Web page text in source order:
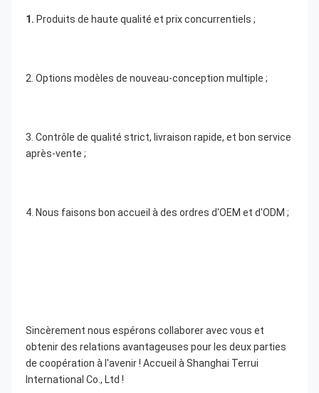
1. Produits de haute qualité et prix concurrentiels ;
2. Options modèles de nouveau-conception multiple ;
3. Contrôle de qualité strict, livraison rapide, et bon service
après-vente ;
4. Nous faisons bon accueil à des ordres d'OEM et d'ODM ;
Sincèrement nous espérons collaborer avec vous et
obtenir des relations avantageuses pour les deux parties
de coopération à l'avenir ! Accueil à Shanghai Terrui
International Co., Ltd !